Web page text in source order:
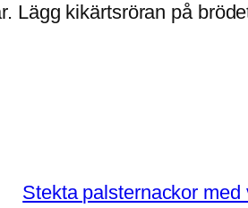
Lägg kikärtsröran på
Stekta palsternackor